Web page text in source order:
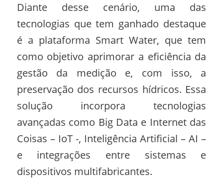
Diante desse cenário, uma das
tecnologias que tem ganhado destaque
é a plataforma Smart Water, que tem
como objetivo aprimorar a eficiência da
gestão da medição e, com isso, a
preservação dos recursos hídricos. Essa
solução incorpora tecnologias
avançadas como Big Data e Internet das
Coisas – IoT -, Inteligência Artificial – AI –
e integrações entre sistemas e
dispositivos multifabricantes.